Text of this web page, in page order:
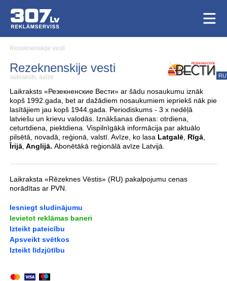
Rezeknenskije vesti
RU
Rezeknenskije vesti
laikraksts, avīze
Laikraksts «Резекненские Вести» ar šādu nosaukumu iznāk
kopš 1992.gada, bet ar dažādiem nosaukumiem iepriekš nāk pie
lasītājiem jau kopš 1944.gada. Periodiskums - 3 x nedēļā
latviešu un krievu valodās. Iznākšanas dienas: otrdiena,
ceturtdiena, piektdiena. Vispilnīgākā informācija par aktuālo
pilsētā, novadā, reģionā, valstī. Avīze, ko lasa Latgalē, Rīgā,
Īrijā, Anglijā. Abonētākā reģionālā avīze Latvijā.
Laikraksta «Rēzeknes Vēstis» (RU) pakalpojumu cenas
norādītas ar PVN.
Iesniegt sludinājumu
Ievietot reklāmas baneri
Izteikt pateicību
Apsveikt svētkos
Izteikt līdzjūtību